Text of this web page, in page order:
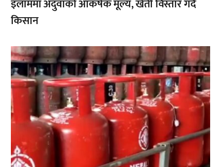
इलाममा अदुवाको आकर्षक मूल्य, खेती विस्तार गर्दै
किसान
,